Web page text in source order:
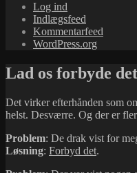
Log ind
Indlægsfeed
Kommentarfeed
WordPress.org
Lad os forbyde
Det virker efterhånden som
helst. Desværre. Og der er
Problem: De drak vist for
Løsning: Forbyd det.